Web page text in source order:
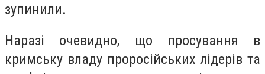
зупинили.
Наразі очевидно, що просування в
кримську владу проросійських лідерів та